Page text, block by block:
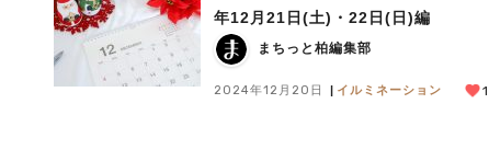
年12月21日(土)・22日(日)編
まちっと柏編集部
2024年12月20日 イルミネーション 1